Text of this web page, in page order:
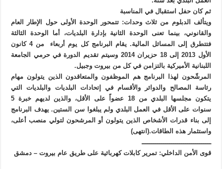
ثم كان حفل استقبال في المناسبة
ويتألف الدبلوم من ثلاث وحدات: تتمحور الوحدة الأولى حول الإطار العام
والقانوني، بينما تعنى الوحدة الثانية بإدارة البلديات، أما الوحدة الثالثة
فتتطرق إلى المسائل المالية. يقام البرنامج كل يوم أربعاء من 4 كانون
الأول 2013 إلى 18 حزيران 2014 وسيتم تقديم الدورة في حرمي الجامعة
اللبنانية الأميركية بالتزامن في كل من بيروت وجبيل.
المرشّحون لهذا البرنامج هم الموظفون والمتعاقدون الذين يتولون مهام
رئاسة المصالح والدوائر والأقسام في إتحادات البلديات والبلديات التي
يتكون مجلسها البلدي من 18 عضواً على الأقل، والذين لديهم خبرة 5
سنوات على الأقل في العمل البلدي ولم يبلغوا سن الستين. يهدف البرنامج
إلى بناء قدرات الأشخاص الذين يتولون أو المرشحون لتولي منصب أعلى،
واستثمار هذه الطاقات.(انتهى)
ـــــــــــــــــــــــــــــــــــ
قوى الأمن الداخلي: تمرير كابلات كهربائية على طريق عام بيروت – دمشق